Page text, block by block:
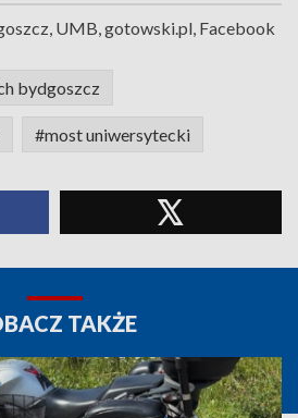
UMB, gotowski.pl, Facebook
bydgoszcz
#most uniwersytecki
TAKŻE